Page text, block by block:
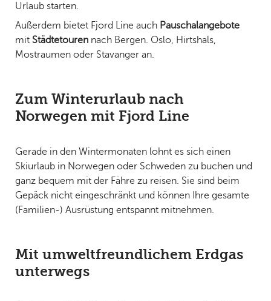
Urlaub starten.
Außerdem bietet Fjord Line auch Pauschalangebote
mit Städtetourennach Bergen. Oslo, Hirtshals,
Mostraumen oder Stavanger an.
Zum Winterurlaub nach
Norwegen mit Fjord Line
Gerade in den Wintermonaten lohnt es sich einen
Skiurlaub in Norwegen oder Schweden zu buchen und
ganz bequem mit der Fähre zu reisen. Sie sind beim
Gepäck nicht eingeschränkt und können Ihre gesamte
(Familien-) Ausrüstung entspannt mitnehmen.
Mit umweltfreundlichem Erdgas
unterwegs